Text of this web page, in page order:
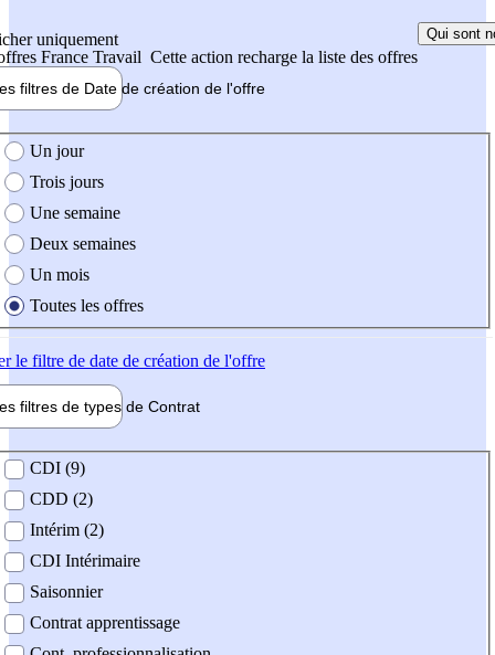
uniquement
France Travail Cette action recharge la liste des offres
Qui sont
filtres de Date de création de l'offre
création de l'offre
Un jour
Trois jours
Une semaine
Deux semaines
Un mois
Toutes les offres
le filtre de date de création de l'offre
filtres de types de Contrat
contrat
CDI (9)
CDD (2)
Intérim (2)
CDI Intérimaire
Saisonnier
Contrat apprentissage